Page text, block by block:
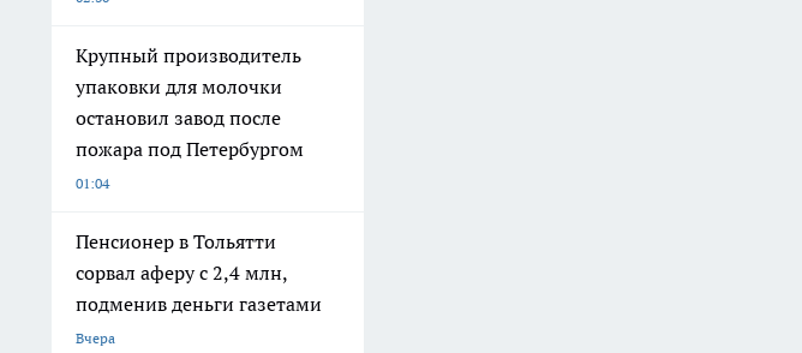
Крупный производитель
упаковки для молочки
остановил завод после
пожара под Петербургом
01:04
Пенсионер в Тольятти
сорвал аферу с 2,4 млн,
подменив деньги газетами
Вчера